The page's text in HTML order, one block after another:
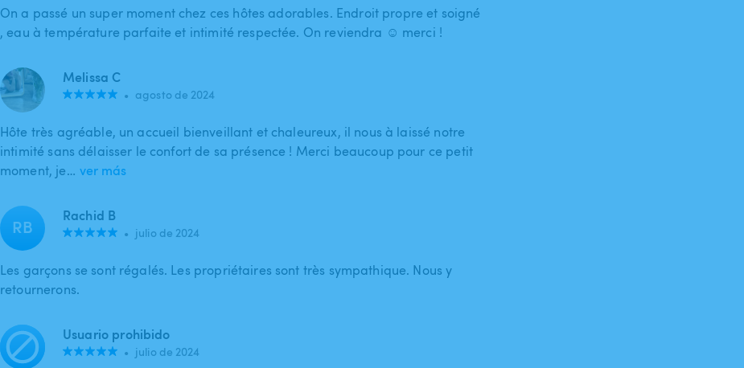
On a passé un super moment chez ces hôtes adorables. Endroit propre et soigné
, eau à température parfaite et intimité respectée. On reviendra ☺️ merci !
Melissa C
• agosto de 2024
Hôte très agréable, un accueil bienveillant et chaleureux, il nous à laissé notre
intimité sans délaisser le confort de sa présence ! Merci beaucoup pour ce petit
moment, je… ver más
RB Rachid B
• julio de 2024
Les garçons se sont régalés. Les propriétaires sont très sympathique. Nous y
retournerons.
Usuario prohibido
• julio de 2024